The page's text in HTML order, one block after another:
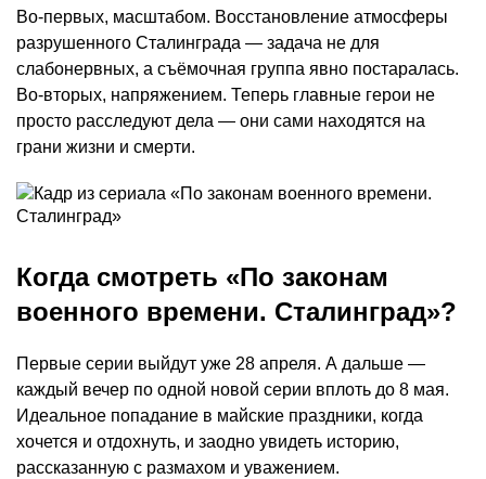
Во-первых, масштабом. Восстановление атмосферы
разрушенного Сталинграда — задача не для
слабонервных, а съёмочная группа явно постаралась.
Во-вторых, напряжением. Теперь главные герои не
просто расследуют дела — они сами находятся на
грани жизни и смерти.
Когда смотреть «По законам
военного времени. Сталинград»?
Первые серии выйдут уже 28 апреля. А дальше —
каждый вечер по одной новой серии вплоть до 8 мая.
Идеальное попадание в майские праздники, когда
хочется и отдохнуть, и заодно увидеть историю,
рассказанную с размахом и уважением.